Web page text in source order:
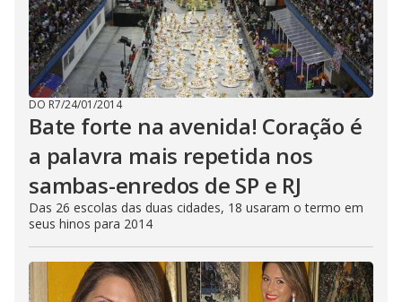
DO R7/24/01/2014
Bate forte na avenida! Coração é
a palavra mais repetida nos
sambas-enredos de SP e RJ
Das 26 escolas das duas cidades, 18 usaram o termo em
seus hinos para 2014